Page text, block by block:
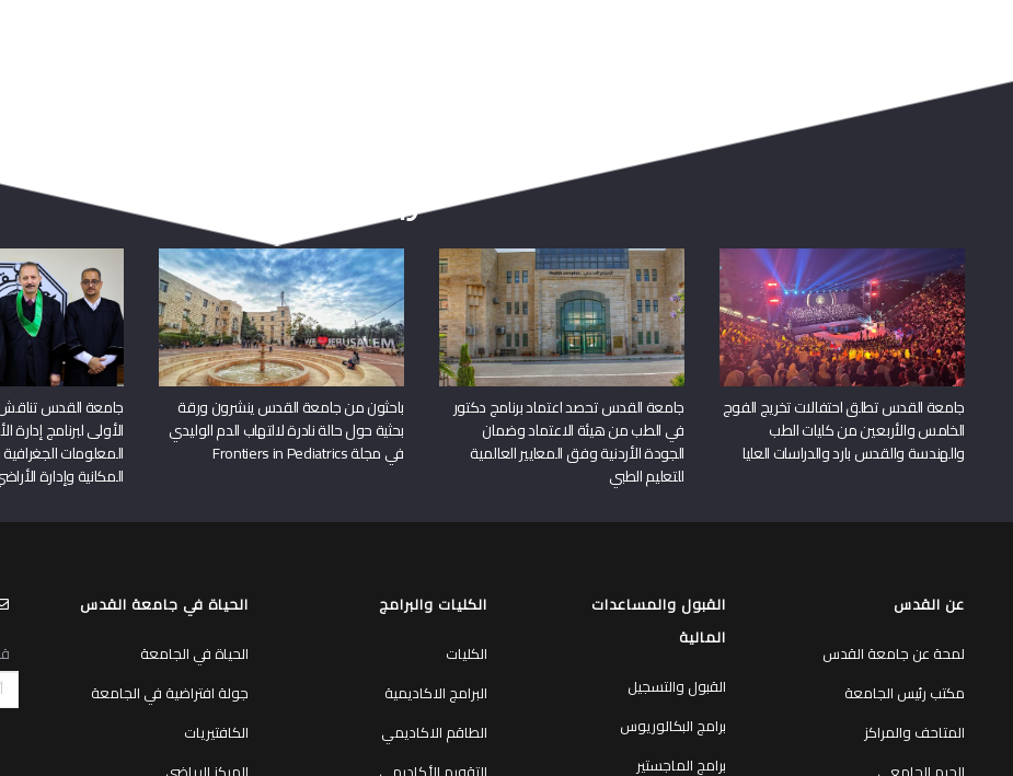
ربما يعجبك أيضا
جامعة القدس تطلق احتفالات تخريج الفوج
الخامس والأربعين من كليات الطب
والهندسة والقدس بارد والدراسات العليا
جامعة القدس تحصد اعتماد برنامج دكتور
في الطب من هيئة الاعتماد وضمان
الجودة الأردنية وفق المعايير العالمية
للتعليم الطبي
باحثون من جامعة القدس ينشرون ورقة
بحثية حول حالة نادرة لالتهاب الدم الوليدي
في مجلة Frontiers in Pediatrics
جامعة القدس تناقش
الأولى لبرنامج
المعلومات
المكانية وإدارة
عن القدس
لمحة عن جامعة القدس
مكتب رئيس الجامعة
المتاحف والمراكز
القبول والمساعدات
المالية
القبول والتسجيل
برامج البكالوريوس
برامج الماجستير
الكليات والبرامج
الكليات
البرامج الاكاديمية
الطاقم الاكاديمي
الحياة في جامعة القدس
الحياة في الجامعة
جولة افتراضية في الجامعة
الكافتيريات